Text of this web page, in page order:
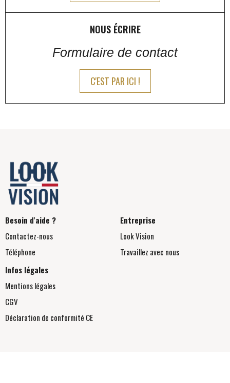
NOUS ÉCRIRE
Formulaire de contact
C'EST PAR ICI !
Besoin d'aide ?
Contactez-nous
Téléphone
Entreprise
Look Vision
Travaillez avec nous
Infos légales
Mentions légales
CGV
Déclaration de conformité CE